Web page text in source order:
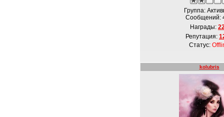
Группа:
Сообщений:
Награды:
Репутация:
Статус:
kolubris